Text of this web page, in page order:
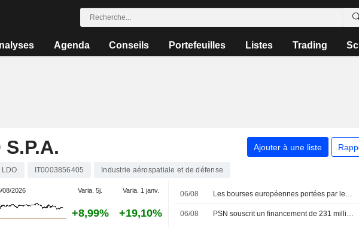
Agenda Conseils Portefeuilles Listes Trading
Ajouter à une liste
LDO IT0003856405 Industrie aérospatiale et de défense
08/2026 Varia. 5j. Varia. 1 janv.
+8,99% +19,10%
06/08 Les bourses européennes portées par les achats ; nouveau record pour le MIB
06/08 PSN souscrit un financement de 231 millions d'euros auprès d'un pool bancaire